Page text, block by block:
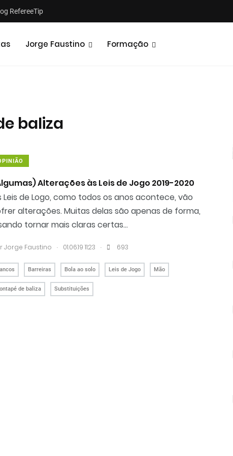
RefereeTip
Jorge Faustino Formação
baliza
Alterações às Leis de Jogo 2019-2020
Leis de Logo, como todos os anos acontece, vão
alterações. Muitas delas são apenas de forma,
tornar mais claras certas...
Jorge Faustino . 01.06.19 11:23 . 693
Barreiras Bola ao solo Leis de Jogo Mão
de baliza Substituições